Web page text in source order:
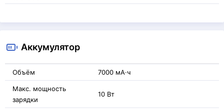
Аккумулятор
Объём 7000 мА·ч
Макс. мощность
зарядки
10 Вт